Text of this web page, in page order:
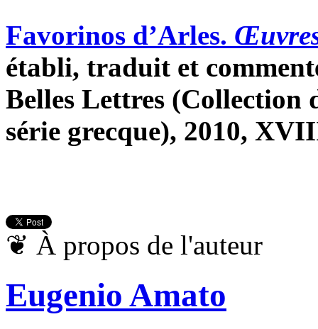
Favorinos d’Arles.
établi, traduit et
Belles Lettres (Collection
série grecque), 2010,
❦ À propos de l'auteur
Eugenio Amato